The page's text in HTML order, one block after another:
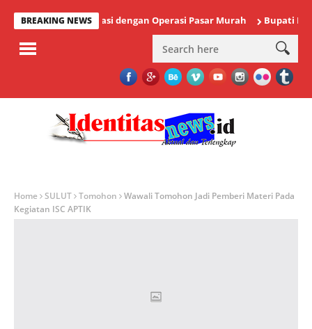
BREAKING NEWS
Stabilkan Inflasi dengan Operasi Pasar Murah Bupati Minahasa
Home SULUT Tomohon
Wawali Tomohon Jadi Pemberi Materi Pada
Kegiatan ISC APTIK